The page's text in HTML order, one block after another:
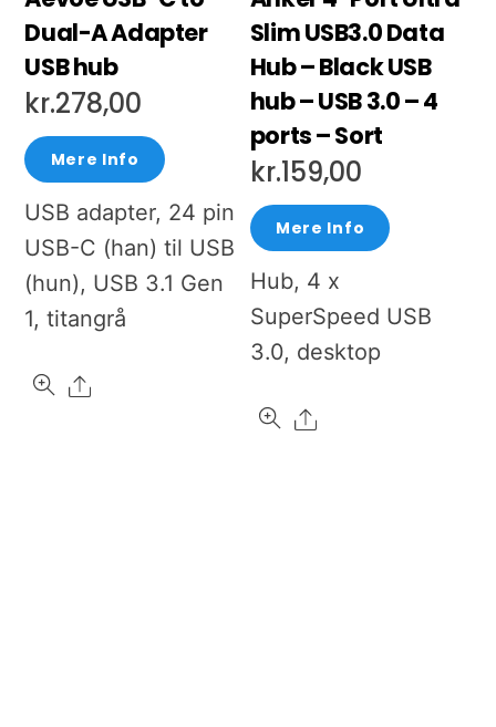
Dual-A Adapter
USB hub
kr.278,00
Mere Info
USB adapter, 24 pin
USB-C (han) til USB
(hun), USB 3.1 Gen
1, titangrå
Share
Slim USB3.0 Data
Hub – Black USB
hub – USB 3.0 – 4
ports – Sort
kr.159,00
Mere Info
Hub, 4 x
SuperSpeed USB
3.0, desktop
Share